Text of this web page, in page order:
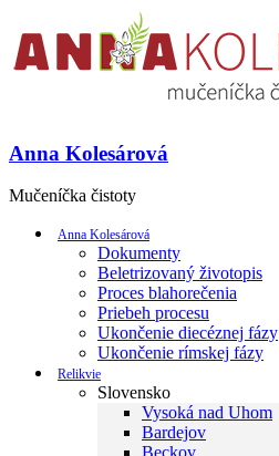
Anna Kolesárová
Mučeníčka čistoty
Anna Kolesárová
Dokumenty
Beletrizovaný životopis
Proces blahorečenia
Priebeh procesu
Ukončenie diecéznej fázy
Ukončenie rímskej fázy
Relikvie
Slovensko
Vysoká nad Uhom
Bardejov